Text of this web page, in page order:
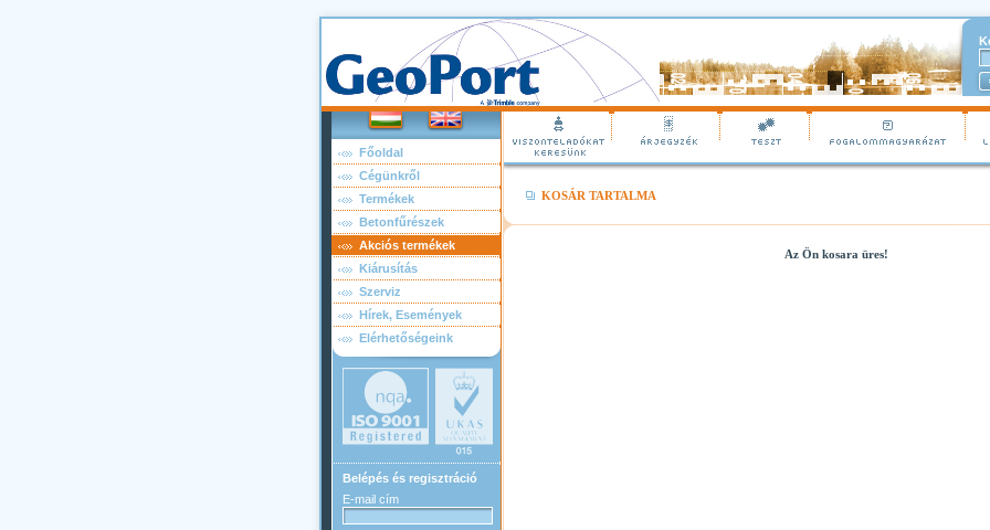
Főoldal
Cégünkről
Termékek
Betonfűrészek
Akciós termékek
Kiárusítás
Szerviz
Hírek, Események
Elérhetőségeink
Belépés és regisztráció
E-mail cím
KOSÁR TARTALMA
Az Ön kosara üres!